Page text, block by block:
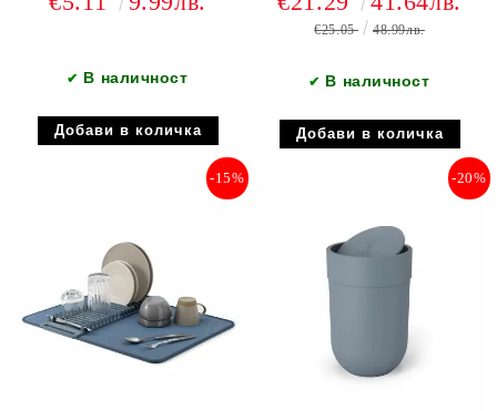
✔ В наличност
€25.05 48.99лв.
✔ В наличност
-15% -20%